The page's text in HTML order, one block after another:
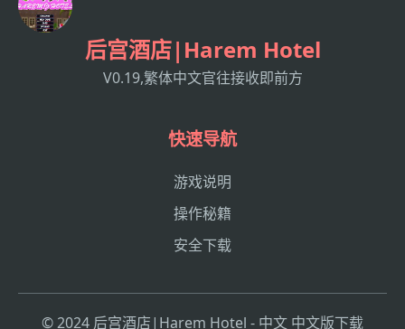
后宫酒店|Harem Hotel
V0.19,繁体中文官往接收即前方
快速导航
游戏说明
操作秘籍
安全下载
© 2024 后宫酒店|Harem Hotel - 中文 中文版下载